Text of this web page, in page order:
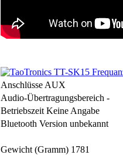
Anschlüsse AUX
Audio-Übertragungsbereich -
Betriebszeit Keine Angabe
Bluetooth Version unbekannt
Gewicht (Gramm) 1781